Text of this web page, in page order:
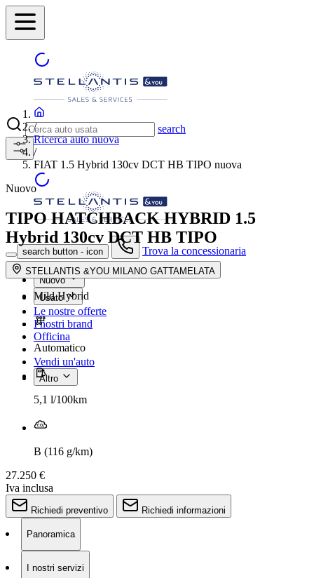
search
search button - icon Trova la concessionaria
Nuovo
Usato
Le nostre offerte
I nostri brand
Officina
Vendi un'auto
Altro
/
Ricerca auto nuova
/
FIAT 1.5 Hybrid 130cv DCT HB TIPO nuova
Nuovo
TIPO HATCHBACK HYBRID 1.5
Hybrid 130cv DCT HB TIPO
STELLANTIS &YOU MILANO GATTAMELATA
Mild Hybrid
Automatico
5,1 l/100km
B (116 g/km)
27.250 €
Iva inclusa
Richiedi preventivo Richiedi informazioni
Panoramica
I nostri servizi